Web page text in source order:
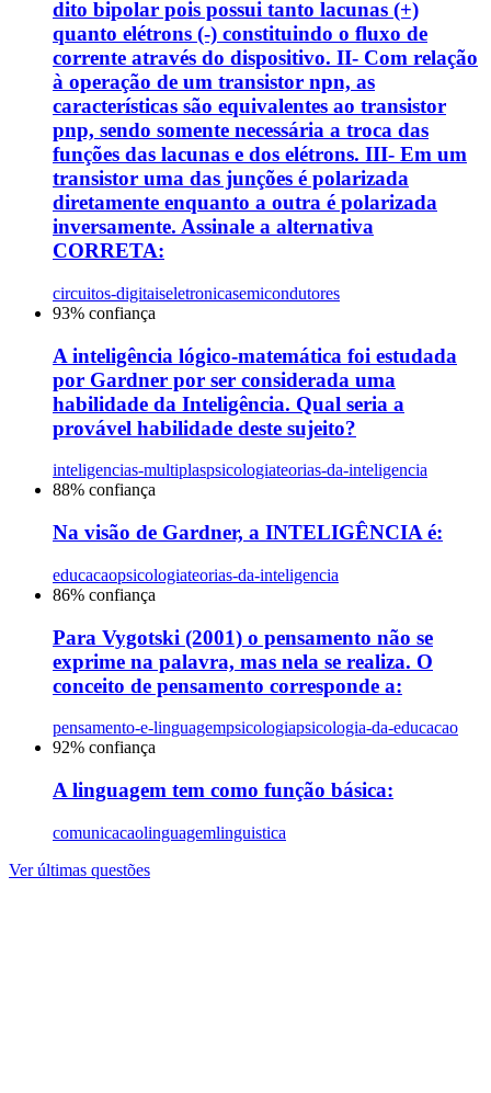
dito bipolar pois possui tanto lacunas (+)
quanto elétrons (-) constituindo o fluxo de
corrente através do dispositivo. II- Com relação
à operação de um transistor npn, as
características são equivalentes ao transistor
pnp, sendo somente necessária a troca das
funções das lacunas e dos elétrons. III- Em um
transistor uma das junções é polarizada
diretamente enquanto a outra é polarizada
inversamente. Assinale a alternativa
CORRETA:
circuitos-digitaiseletronicasemicondutores
93% confiança
A inteligência lógico-matemática foi estudada
por Gardner por ser considerada uma
habilidade da Inteligência. Qual seria a
provável habilidade deste sujeito?
inteligencias-multiplaspsicologiateorias-da-inteligencia
88% confiança
Na visão de Gardner, a INTELIGÊNCIA é:
educacaopsicologiateorias-da-inteligencia
86% confiança
Para Vygotski (2001) o pensamento não se
exprime na palavra, mas nela se realiza. O
conceito de pensamento corresponde a:
pensamento-e-linguagempsicologiapsicologia-da-educacao
92% confiança
A linguagem tem como função básica:
comunicacaolinguagemlinguistica
Ver últimas questões